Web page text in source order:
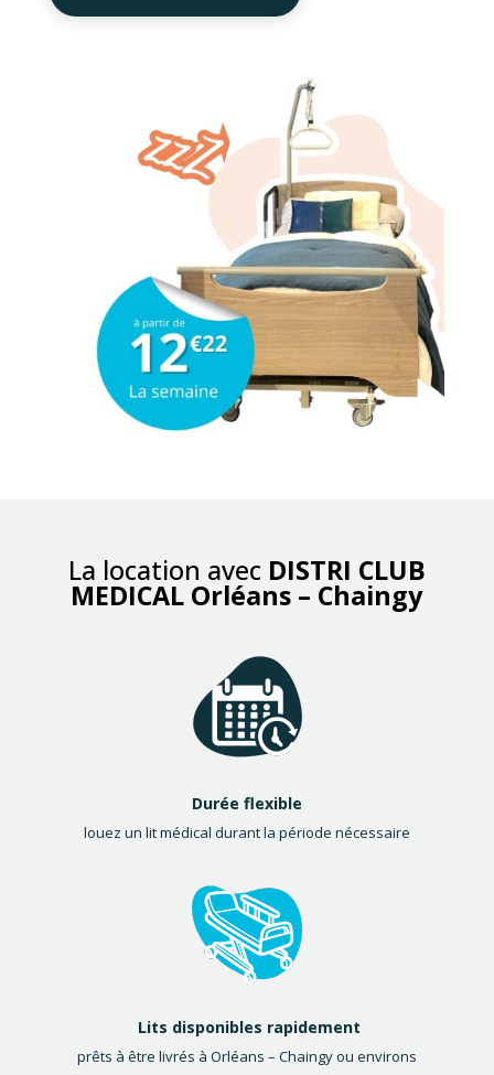
La location avec DISTRI CLUB
MEDICAL Orléans – Chaingy
Durée flexible
louez un lit médical durant la période nécessaire
Lits disponibles rapidement
prêts à être livrés à Orléans – Chaingy ou environs